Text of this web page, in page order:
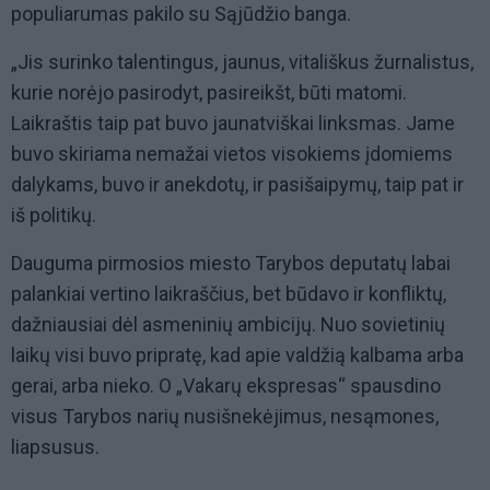
populiarumas pakilo su Sąjūdžio banga.
„Jis surinko talentingus, jaunus, vitališkus žurnalistus,
kurie norėjo pasirodyt, pasireikšt, būti matomi.
Laikraštis taip pat buvo jaunatviškai linksmas. Jame
buvo skiriama nemažai vietos visokiems įdomiems
dalykams, buvo ir anekdotų, ir pasišaipymų, taip pat ir
iš politikų.
Dauguma pirmosios miesto Tarybos deputatų labai
palankiai vertino laikraščius, bet būdavo ir konfliktų,
dažniausiai dėl asmeninių ambicijų. Nuo sovietinių
laikų visi buvo pripratę, kad apie valdžią kalbama arba
gerai, arba nieko. O „Vakarų ekspresas“ spausdino
visus Tarybos narių nusišnekėjimus, nesąmones,
liapsusus.